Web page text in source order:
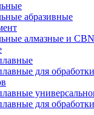
абразивные
алмазные и CBN
для
для